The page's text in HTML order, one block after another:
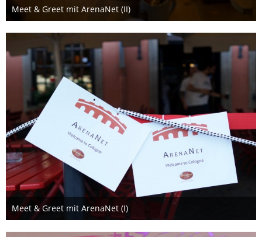
Meet & Greet mit ArenaNet (II)
15. August 2019
Meet & Greet mit ArenaNet (I)
15. August 2019